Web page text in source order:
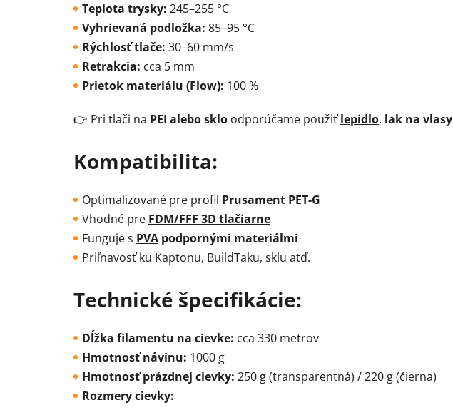
Teplota trysky: 245–255 °C
Vyhrievaná podložka: 85–95 °C
Rýchlosť tlače: 30–60 mm/s
Retrakcia: cca 5 mm
Prietok materiálu (Flow): 100 %
👉 Pri tlači na PEI alebo sklo odporúčame použiťlepidlo, lak na vlasy
Kompatibilita:
Optimalizované pre profil Prusament PET-G
Vhodné pre FDM/FFF 3D tlačiarne
Funguje s PVA podpornými materiálmi
Priľnavosť ku Kaptonu, BuildTaku, sklu atď.
Technické špecifikácie:
Dĺžka filamentu na cievke: cca 330 metrov
Hmotnosť návinu: 1000 g
Hmotnosť prázdnej cievky: 250 g (transparentná) / 220 g (čierna)
Rozmery cievky: